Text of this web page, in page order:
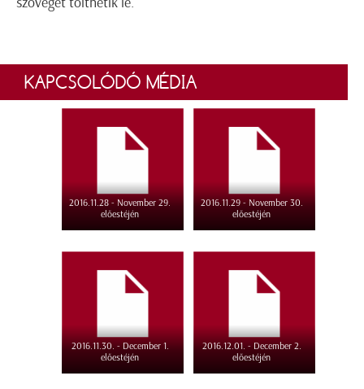
KAPCSOLÓDÓ MÉDIA
2016.11.28 - November 29.
előestéjén
2016.11.29 - November 30.
előestéjén
2016.11.30. - December 1.
előestéjén
2016.12.01. - December 2.
előestéjén